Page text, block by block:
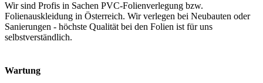
Wir sind Profis in Sachen PVC-Folienverlegung bzw.
Folienauskleidung in Österreich. Wir verlegen bei Neubauten oder
Sanierungen - höchste Qualität bei den Folien ist für uns
selbstverständlich.
Wartung